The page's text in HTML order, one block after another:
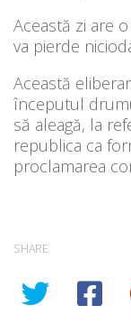
Această zi are
va pierde
Această
începutul
să aleagă, la
republica ca
proclamarea
SHARE